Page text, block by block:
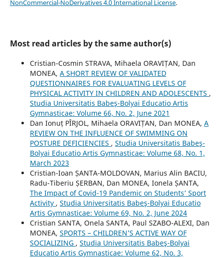
NonCommercial-NoDerivatives 4.0 International License.
Most read articles by the same author(s)
Cristian-Cosmin STRAVA, Mihaela ORAVIȚAN, Dan
MONEA, A SHORT REVIEW OF VALIDATED
QUESTIONNAIRES FOR EVALUATING LEVELS OF
PHYSICAL ACTIVITY IN CHILDREN AND ADOLESCENTS ,
Studia Universitatis Babeş-Bolyai Educatio Artis
Gymnasticae: Volume 66, No. 2, June 2021
Dan Ionuț PÎRJOL, Mihaela ORAVIȚAN, Dan MONEA, A
REVIEW ON THE INFLUENCE OF SWIMMING ON
POSTURE DEFICIENCIES , Studia Universitatis Babeş-
Bolyai Educatio Artis Gymnasticae: Volume 68, No. 1,
March 2023
Cristian-Ioan ȘANTA-MOLDOVAN, Marius Alin BACIU,
Radu-Tiberiu ȘERBAN, Dan MONEA, Ionela ȘANTA,
The Impact of Covid-19 Pandemic on Students’ Sport
Activity , Studia Universitatis Babeş-Bolyai Educatio
Artis Gymnasticae: Volume 69, No. 2, June 2024
Cristian SANTA, Onela SANTA, Paul SZABO-ALEXI, Dan
MONEA, SPORTS – CHILDREN’S ACTIVE WAY OF
SOCIALIZING , Studia Universitatis Babeş-Bolyai
Educatio Artis Gymnasticae: Volume 62, No. 3,